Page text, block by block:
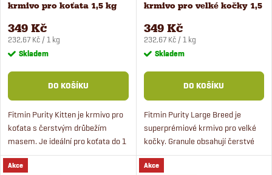
krmivo pro koťata 1,5 kg
349 Kč
Měrná
cena:
232,67 Kč / 1 kg
Skladem
DO KOŠÍKU
Fitmin Purity Kitten je krmivo pro
koťata s čerstvým drůbežím
masem. Je ideální pro koťata do 1
roku věku. Superprémiové krmivo
pokryje kompletní nároky na
krmivo pro velké kočky 1,5
349 Kč
Měrná
cena:
232,67 Kč / 1 kg
Skladem
DO KOŠÍKU
Fitmin Purity Large Breed je
superprémiové krmivo pro velké
kočky. Granule obsahují čerstvé
drůbeží maso a jsou bezobilné.
Akce
Akce